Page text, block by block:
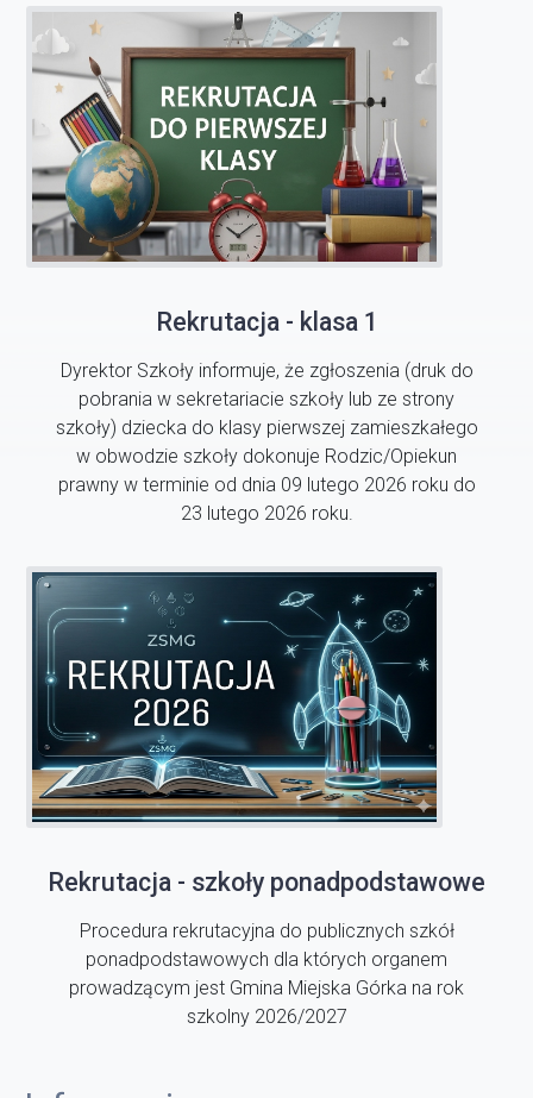
Rekrutacja - klasa 1
Dyrektor Szkoły informuje, że zgłoszenia (druk do
pobrania w sekretariacie szkoły lub ze strony
szkoły) dziecka do klasy pierwszej zamieszkałego
w obwodzie szkoły dokonuje Rodzic/Opiekun
prawny w terminie od dnia 09 lutego 2026 roku do
23 lutego 2026 roku.
Rekrutacja - szkoły ponadpodstawowe
Procedura rekrutacyjna do publicznych szkół
ponadpodstawowych dla których organem
prowadzącym jest Gmina Miejska Górka na rok
szkolny 2026/2027